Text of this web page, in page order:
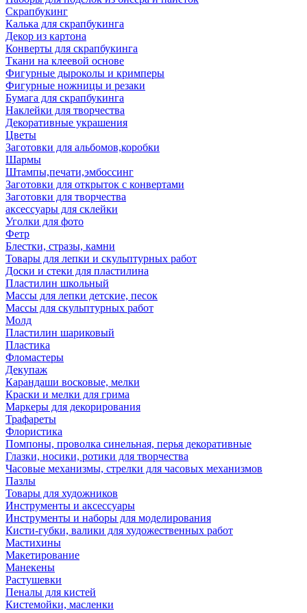
Скрапбукинг
Калька для скрапбукинга
Декор из картона
Конверты для скрапбукинга
Ткани на клеевой основе
Фигурные дыроколы и кримперы
Фигурные ножницы и резаки
Бумага для скрапбукинга
Наклейки для творчества
Декоративные украшения
Цветы
Заготовки для альбомов,коробки
Шармы
Штампы,печати,эмбоссинг
Заготовки для открыток с конвертами
Заготовки для творчества
аксессуары для склейки
Уголки для фото
Фетр
Блестки, стразы, камни
Товары для лепки и скульптурных работ
Доски и стеки для пластилина
Пластилин школьный
Массы для лепки детские, песок
Массы для скульптурных работ
Молд
Пластилин шариковый
Пластика
Фломастеры
Декупаж
Карандаши восковые, мелки
Краски и мелки для грима
Маркеры для декорирования
Трафареты
Флористика
Помпоны, проволка синельная, перья декоративные
Глазки, носики, ротики для творчества
Часовые механизмы, стрелки для часовых механизмов
Пазлы
Товары для художников
Инструменты и аксессуары
Инструменты и наборы для моделирования
Кисти-губки, валики для художественных работ
Мастихины
Макетирование
Манекены
Растушевки
Пеналы для кистей
Кистемойки, масленки